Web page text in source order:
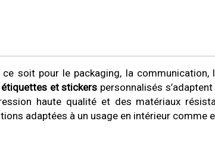
ce soit pour le packaging, la communication,
et stickers personnalisés
haute qualité et des matériaux
adaptées à un usage en intérieur comme